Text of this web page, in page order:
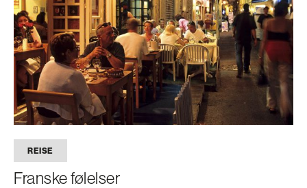
REISE
Franske følelser